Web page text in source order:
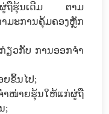
ກ່ຜູ່ຖືຮຸ້ນເດີມ ຕາມ
ມະການ​ຄຸ້ມ​ຄອງຫຼັກ
ຽວກັບ ການອອກຈໍາ
ຂຶ້ນໄປ;
າໜ່າຍຮຸ້ນໃຫ້ແກ່ຜູ່ຖື
​​;